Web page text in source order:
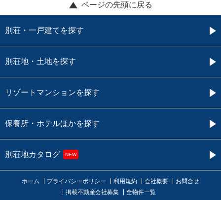
ページの先頭に戻る
別荘・一戸建てを探す
別荘地・土地を探す
リゾートマンションを探す
保養所・ホテルほかを探す
別荘地カタログ NEW
ホーム プライバシーポリシー 利用規約 会社概要
お問合せ
掲載不動産会社募集
全物件一覧